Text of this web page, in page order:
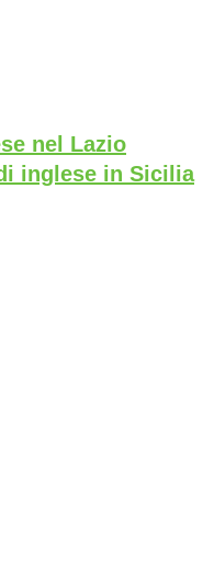
nel Lazio
inglese in Sicilia